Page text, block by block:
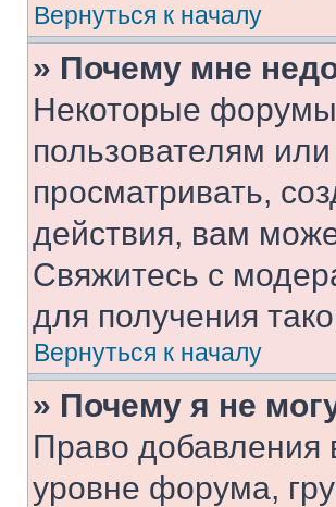
Вернуться к началу
» Почему мне
Некоторые
пользователям
просматривать,
действия, вам
Свяжитесь с
для получения
Вернуться к началу
» Почему я не
Право добавления
уровне форума,